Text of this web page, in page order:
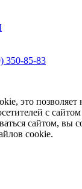
350-85-83
это позволяет
с
сайтом, вы
cookie.